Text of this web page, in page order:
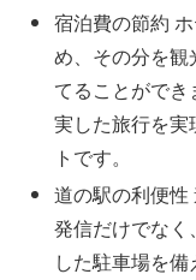
宿泊費の節約
め、その分を
てることがで
実した旅行を実
トです。
道の駅の利便
発信だけでなく
した駐車場を